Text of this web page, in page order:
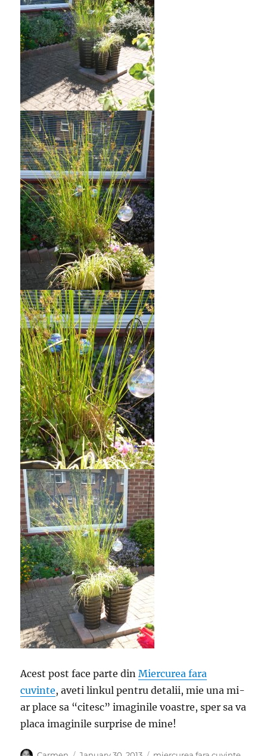
Acest post face parte dinMiercurea fara
cuvinte, aveti linkul pentru detalii, mie una mi-
ar place sa “citesc” imaginile voastre, sper sa va
placa imaginile surprise de mine!